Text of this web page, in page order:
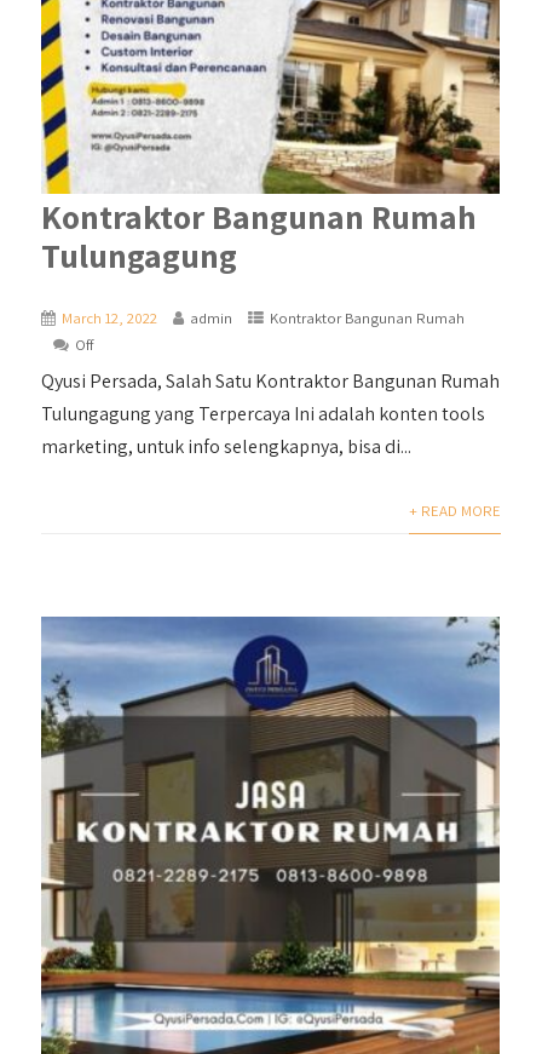
Kontraktor Bangunan Rumah
Tulungagung
March 12, 2022 admin
Kontraktor Bangunan Rumah
Off
Qyusi Persada, Salah Satu Kontraktor Bangunan Rumah
Tulungagung yang Terpercaya Ini adalah konten tools
marketing, untuk info selengkapnya, bisa di...
+ READ MORE